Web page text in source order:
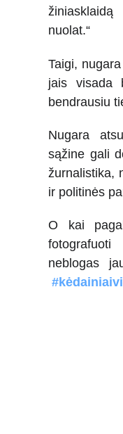
nuolat.“
Taigi,
jais visada
bendrausiu
Nugara
sąžine gali
žurnalistika,
ir politinės
O kai
neblogas